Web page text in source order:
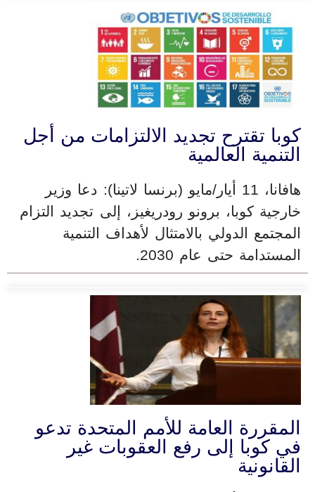
كوبا تقترح تجديد الالتزامات من أجل
التنمية العالمية
هافانا، 11 أيار/مايو (برنسا لاتينا): دعا وزير
خارجية كوبا، برونو رودريغيز، إلى تجديد التزام
المجتمع الدولي بالامتثال لأهداف التنمية
المستدامة حتى عام 2030.
المقررة العامة للأمم المتحدة تدعو
في كوبا إلى رفع العقوبات غير
القانونية